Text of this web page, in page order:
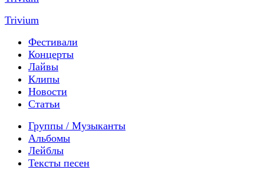
Trivium
Фестивали
Концерты
Лайвы
Клипы
Новости
Статьи
Группы / Музыканты
Альбомы
Лейблы
Тексты песен